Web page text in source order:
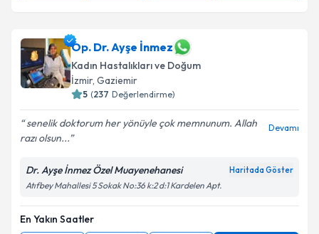
Op. Dr. Ayşe İnmez
Kadın Hastalıkları ve Doğum
İzmir,Gaziemir
( Değerlendirme)
senelik doktorum her yönüyle çok memnunum. Allah
razı olsun...
Dr. Ayşe İnmez Özel Muayenehanesi
Atıfbey Mahallesi 5 Sokak No:36 k:2 d:1 Kardelen Apt.
En Yakın Saatler